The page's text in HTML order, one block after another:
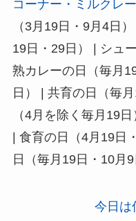
コーナー・ミルクレ
（3月19日・9月4日
19日・29日） | シュ
熟カレーの日（毎月
日） | 共育の日（毎
（4月を除く毎月19
| 食育の日（4月19日
日（毎月19日・10月9
今日は